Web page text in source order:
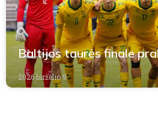
Baltijos taurės finale
2026 birželio 9